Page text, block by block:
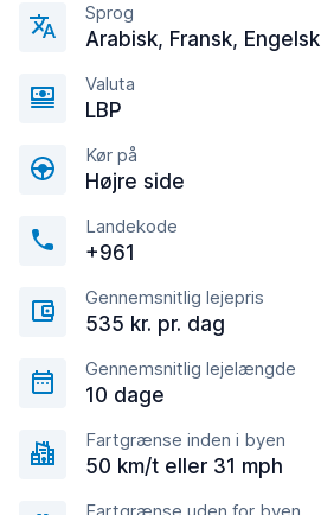
Sprog
Arabisk, Fransk, Engelsk
Valuta
LBP
Kør på
Højre side
Landekode
+961
Gennemsnitlig lejepris
535 kr. pr. dag
Gennemsnitlig lejelængde
10 dage
Fartgrænse inden i byen
50 km/t eller 31 mph